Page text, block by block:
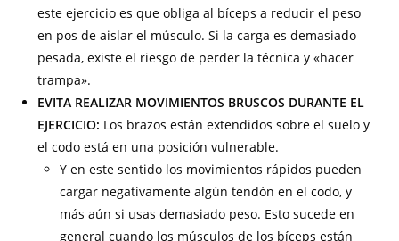
este ejercicio es que obliga al bíceps a reducir el peso
en pos de aislar el músculo. Si la carga es demasiado
pesada, existe el riesgo de perder la técnica y «hacer
trampa».
EVITA REALIZAR MOVIMIENTOS BRUSCOS DURANTE EL
EJERCICIO: Los brazos están extendidos sobre el suelo y
el codo está en una posición vulnerable.
Y en este sentido los movimientos rápidos pueden
cargar negativamente algún tendón en el codo, y
más aún si usas demasiado peso. Esto sucede en
general cuando los músculos de los bíceps están